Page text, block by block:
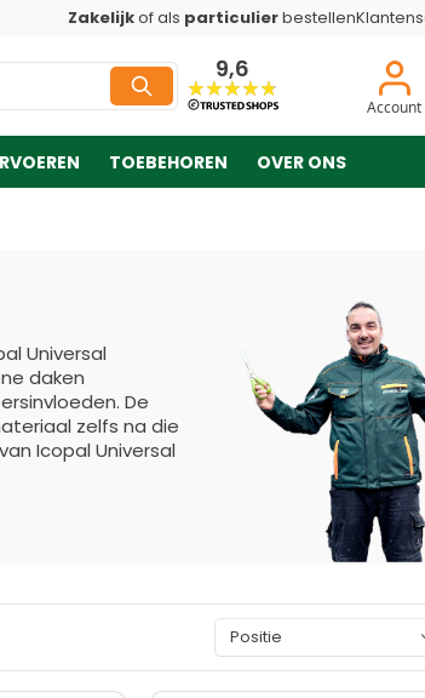
Zakelijkof als particulierbestellen
9,6
Account
TOEBEHOREN OVER ONS
Universal
daken
De
zelfs na die
Icopal Universal